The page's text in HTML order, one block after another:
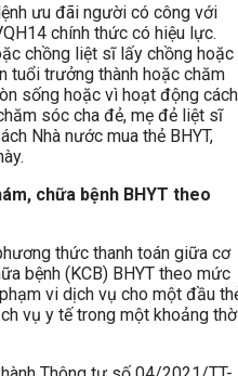
ưu đãi người có công với
chính thức có hiệu lực.
chồng liệt sĩ lấy chồng hoặc
tuổi trưởng thành hoặc chăm
sống hoặc vì hoạt động cách
sóc cha đẻ, mẹ đẻ liệt sĩ
Nhà nước mua thẻ BHYT,
chữa bệnh BHYT theo
thức thanh toán giữa cơ
bệnh (KCB) BHYT theo mức
vi dịch vụ cho một đầu
vụ y tế trong một khoảng